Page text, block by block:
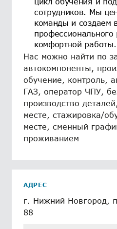
сотрудников. Мы
команды и создаем
профессионального
комфортной работы.
Нас можно найти по
автокомпоненты,
обучение, контроль,
ГАЗ, оператор ЧПУ,
производство
месте, стажировка/
месте, сменный
проживанием
АДРЕС
г. Нижний Новгород,
88